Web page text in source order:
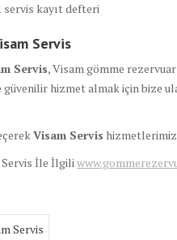
servis kayıt defteri
Servis
Servis, Visam gömme
güvenilir hizmet almak için
Visam Servis
Servis İle İlgili
Servis